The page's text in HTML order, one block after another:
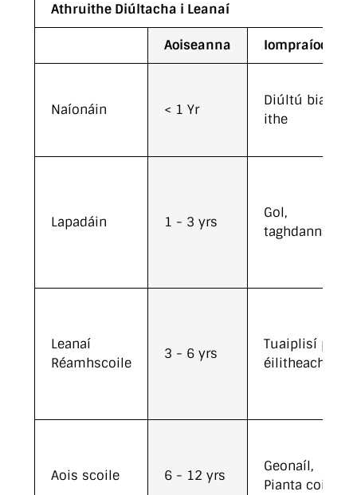
Athruithe Diúltacha i Leanaí
Aoiseanna Iompraíochtaí
Naíonáin < 1 Yr
Diúltú bia a
ithe
Lapadáin 1 - 3 yrs
Gol,
taghdanna
Leanaí
Réamhscoile
3 - 6 yrs
Tuaiplisí pota,
éilitheach
Aois scoile 6 - 12 yrs
Geonaíl,
Pianta coirp